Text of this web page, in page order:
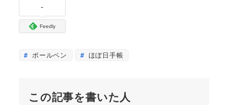
-
Feedly
ボールペン ほぼ日手帳
この記事を書いた人